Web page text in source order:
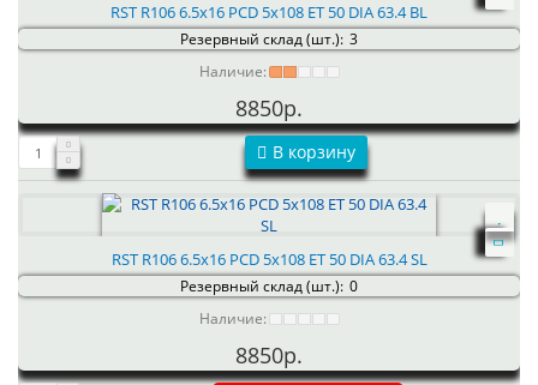
RST R106 6.5x16 PCD 5x108 ET 50 DIA 63.4 BL
Резервный склад (шт.): 3
Наличие:
8850р.
В корзину
RST R106 6.5x16 PCD 5x108 ET 50 DIA 63.4 SL
Резервный склад (шт.): 0
Наличие:
8850р.